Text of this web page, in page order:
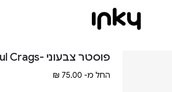
פוסטר צבעוני -Colorful Crags
החל מ- ₪ 75.00